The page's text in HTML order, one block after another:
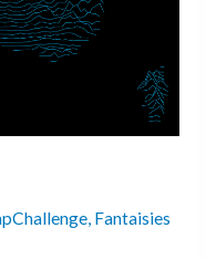
, Fantaisies